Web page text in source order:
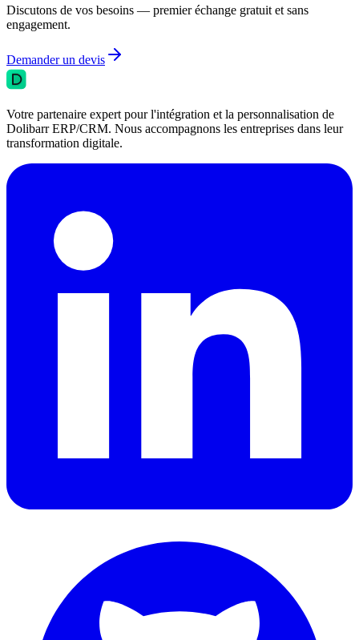
Discutons de vos besoins — premier échange gratuit et sans
engagement.
Demander un devis
Votre partenaire expert pour l'intégration et la personnalisation de
Dolibarr ERP/CRM. Nous accompagnons les entreprises dans leur
transformation digitale.